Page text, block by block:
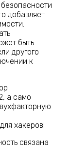
добавляет
быть
другого
к
а само
хакеров!
связана